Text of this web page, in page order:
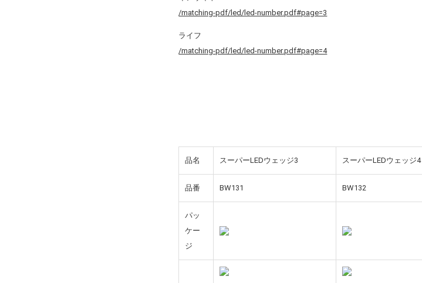
/matching-pdf/led/led-number.pdf#page=3
ライフ
/matching-pdf/led/led-number.pdf#page=4
品名 スーパーLEDウェッジ3 スーパーLEDウェッジ4
品番 BW131 BW132
パッ
ケー
ジ